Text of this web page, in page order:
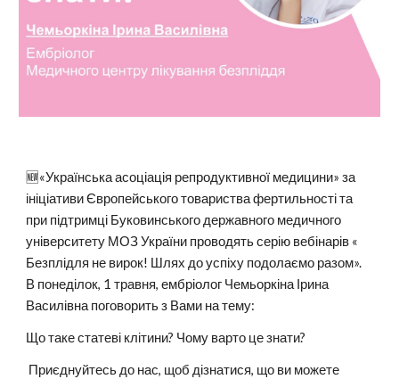
🆕«Українська асоціація репродуктивної медицини» за
ініціативи Європейського товариства фертильності та
при підтримці Буковинського державного медичного
університету МОЗ України проводять серію вебінарів «
Безплідля не вирок! Шлях до успіху подолаємо разом».
В понеділок, 1 травня, ембріолог Чемьоркіна Ірина
Василівна поговорить з Вами на тему:
Що таке статеві клітини? Чому варто це знати?
Приєднуйтесь до нас, щоб дізнатися, що ви можете